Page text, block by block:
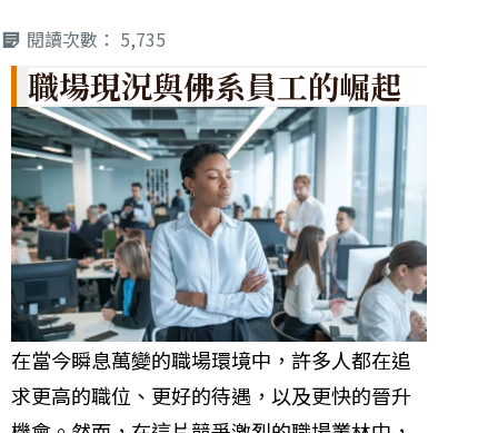
閱讀次數： 5,735
職場現況與佛系員工的崛起
在當今瞬息萬變的職場環境中，許多人都在追
求更高的職位、更好的待遇，以及更快的晉升